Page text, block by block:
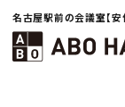
名古屋駅前の会議室【安